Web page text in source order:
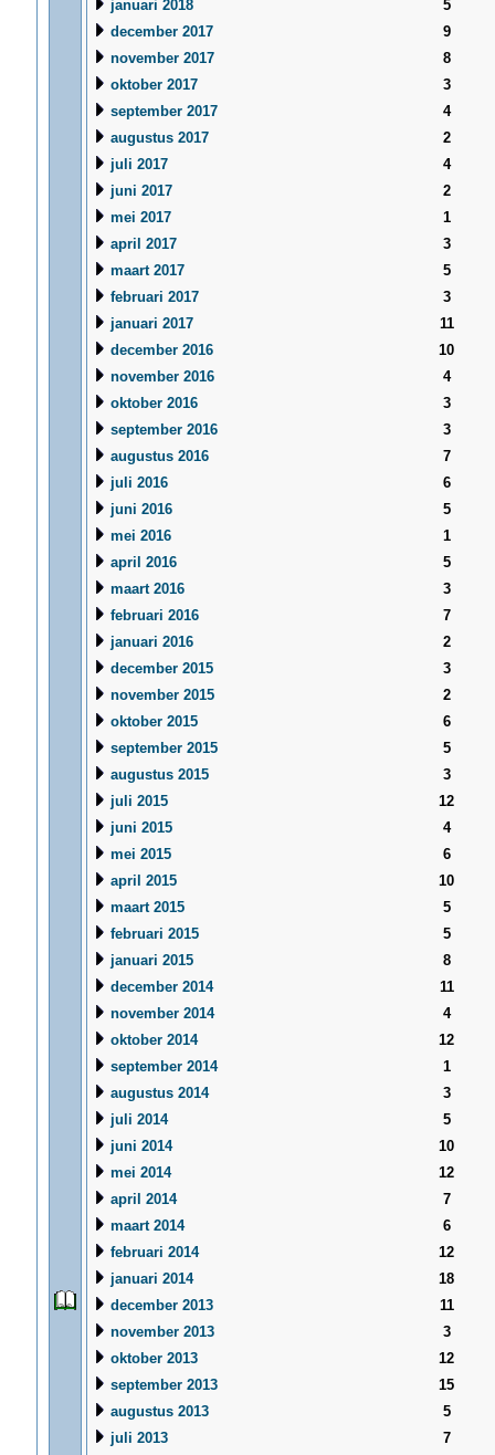
januari 2018
5
december 2017
9
november 2017
8
oktober 2017
3
september 2017
4
augustus 2017
2
juli 2017
4
juni 2017
2
mei 2017
1
april 2017
3
maart 2017
5
februari 2017
3
januari 2017
11
december 2016
10
november 2016
4
oktober 2016
3
september 2016
3
augustus 2016
7
juli 2016
6
juni 2016
5
mei 2016
1
april 2016
5
maart 2016
3
februari 2016
7
januari 2016
2
december 2015
3
november 2015
2
oktober 2015
6
september 2015
5
augustus 2015
3
juli 2015
12
juni 2015
4
mei 2015
6
april 2015
10
maart 2015
5
februari 2015
5
januari 2015
8
december 2014
11
november 2014
4
oktober 2014
12
september 2014
1
augustus 2014
3
juli 2014
5
juni 2014
10
mei 2014
12
april 2014
7
maart 2014
6
februari 2014
12
januari 2014
18
december 2013
11
november 2013
3
oktober 2013
12
september 2013
15
augustus 2013
5
juli 2013
7